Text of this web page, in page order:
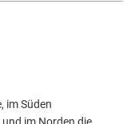
im Süden